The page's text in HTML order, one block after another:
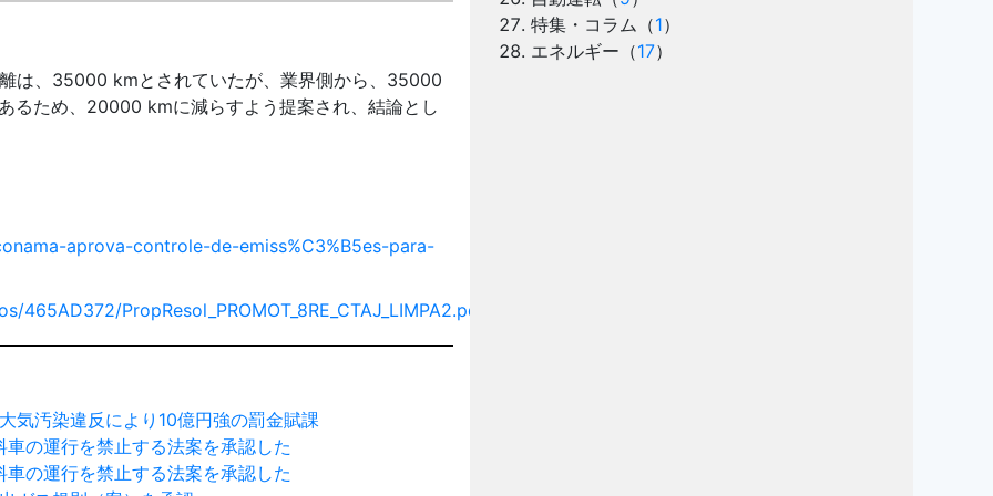
は、35000 kmとされていたが、業界側から、35000
るため、20000 kmに減らすよう提案され、結論とし
aprova-controle-de-emiss%C3%B5es-para-
PropResol_PROMOT_8RE_CTAJ_LIMPA2.pdf
気汚染違反により10億円強の罰金賦課
の運行を禁止する法案を承認した
の運行を禁止する法案を承認した
特集・コラム （1）
エネルギー （17）